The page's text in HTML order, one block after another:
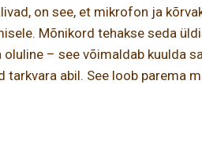
on see, et mikrofon ja
Mõnikord tehakse seda
– see võimaldab kuulda
abil. See loob parema